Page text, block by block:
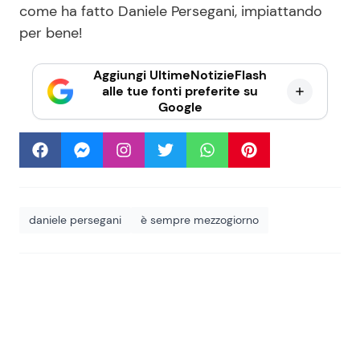
come ha fatto Daniele Persegani, impiattando
per bene!
Aggiungi UltimeNotizieFlash
alle tue fonti preferite su
Google
daniele persegani è sempre mezzogiorno